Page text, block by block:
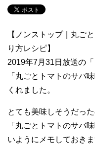
【ノンストップ｜丸ご
り方レシピ】
2019年7月31日放送の
「丸ごとトマトのサバ
くれました。
とても美味しそうだっ
「丸ごとトマトのサバ
いようにメモしておきま